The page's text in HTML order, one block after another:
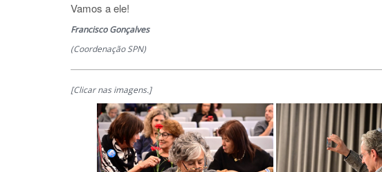
Vamos a ele!
Francisco Gonçalves
(Coordenação SPN)
[Clicar nas imagens.]